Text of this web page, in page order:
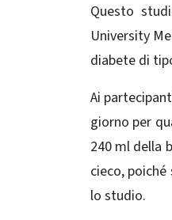
Questo
University
diabete di
Ai
giorno per
240 ml della
cieco,
lo studio.